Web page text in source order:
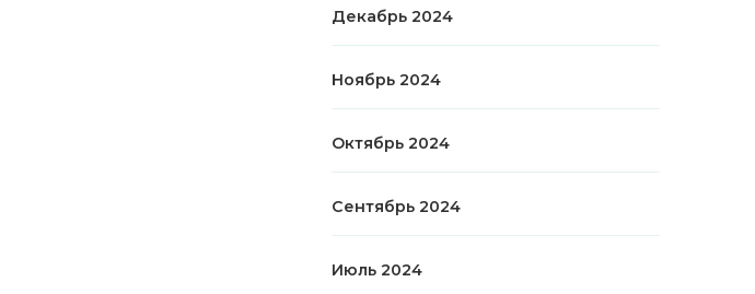
Декабрь 2024
Ноябрь 2024
Октябрь 2024
Сентябрь 2024
Июль 2024